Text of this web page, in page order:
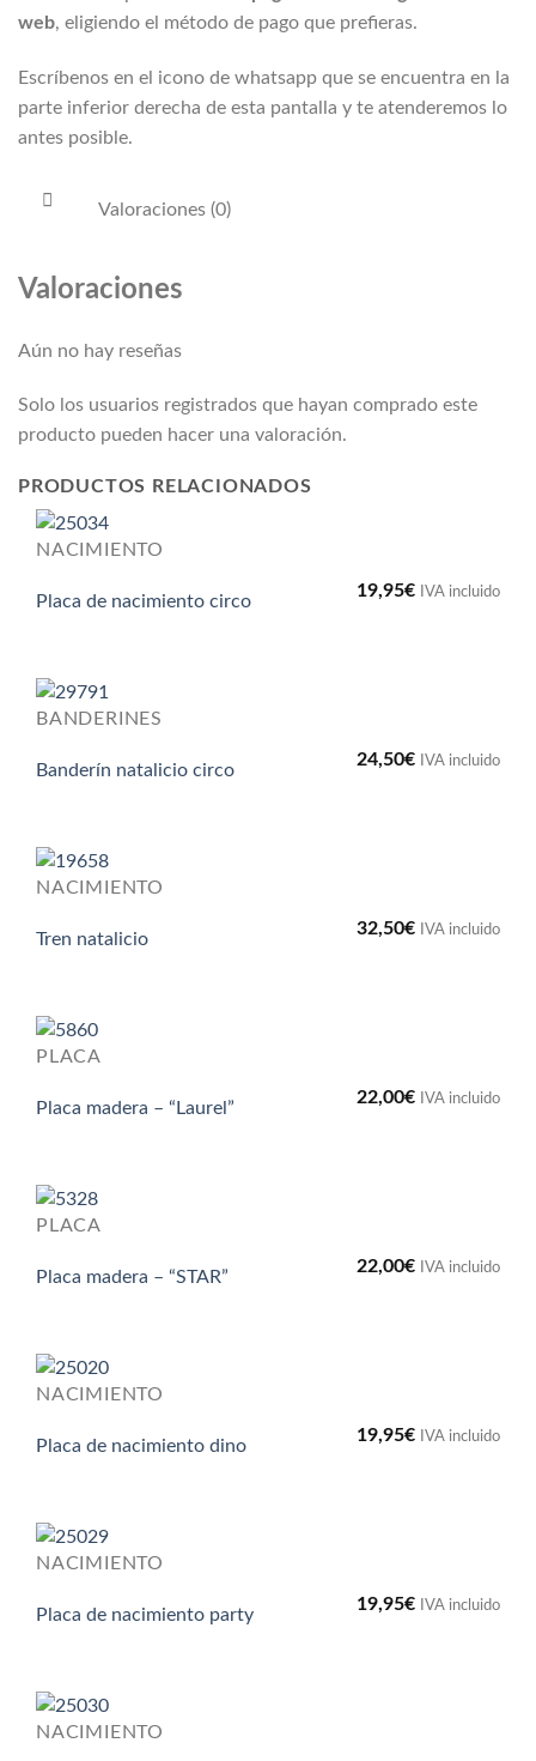
web, eligiendo el método de pago que prefieras.
Escríbenos en el icono de whatsapp que se encuentra en la
parte inferior derecha de esta pantalla y te atenderemos lo
antes posible.
Valoraciones (0)
Valoraciones
Aún no hay reseñas
Solo los usuarios registrados que hayan comprado este
producto pueden hacer una valoración.
PRODUCTOS RELACIONADOS
NACIMIENTO
Placa de nacimiento circo
19,95€ IVA incluido
BANDERINES
Banderín natalicio circo
24,50€ IVA incluido
NACIMIENTO
Tren natalicio
32,50€ IVA incluido
PLACA
Placa madera – “Laurel”
22,00€ IVA incluido
PLACA
Placa madera – “STAR”
22,00€ IVA incluido
NACIMIENTO
Placa de nacimiento dino
19,95€ IVA incluido
NACIMIENTO
Placa de nacimiento party
19,95€ IVA incluido
NACIMIENTO